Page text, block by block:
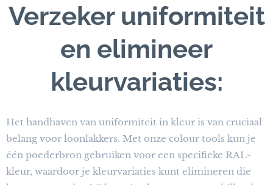
Verzeker uniformiteit
en elimineer
kleurvariaties:
Het handhaven van uniformiteit in kleur is van cruciaal
belang voor loonlakkers. Met onze colour tools kun je
één poederbron gebruiken voor een specifieke RAL-
kleur, waardoor je kleurvariaties kunt elimineren die